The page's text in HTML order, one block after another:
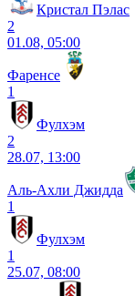
Кристал Пэлас
2
01.08, 05:00
Фаренсе
1
Фулхэм
2
28.07, 13:00
Аль-Ахли Джидда
1
Фулхэм
1
25.07, 08:00